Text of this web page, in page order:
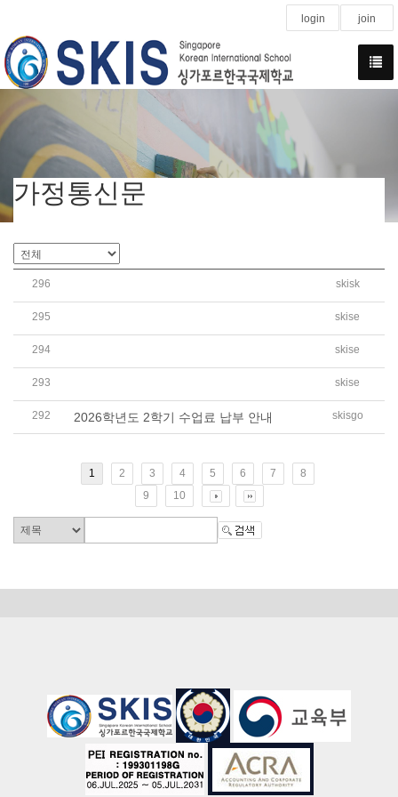
login join
가정통신문
296 skisk
295 2026학년도 초등 여름방학 방과후학교(CCA) 수강신청 안
skise
294 skise
293 2026학년도 여름방학 SKIS 오케스트라 캠프 신청 안내
skise
292 2026학년도 2학기 수업료 납부 안내 skisgo
1 2 3 4 5 6 7
8
9
10